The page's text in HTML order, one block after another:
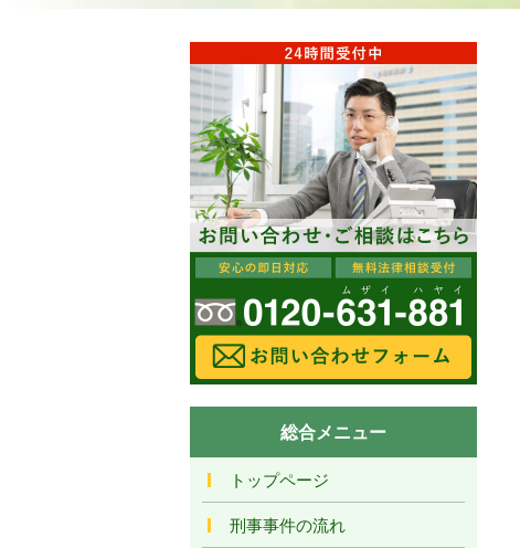
総合メニュー
トップページ
刑事事件の流れ